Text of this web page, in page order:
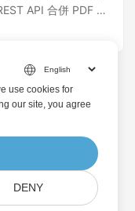
API 合併 PDF 文
API 和 .NET SDK
Cloud 的
能 Cloud SDK，用於
多個文檔。它提供
管理文檔密碼以及
Android 和 Node.js
NuGet 包管理器或
Package
use cookies for
our site, you agree
DENY